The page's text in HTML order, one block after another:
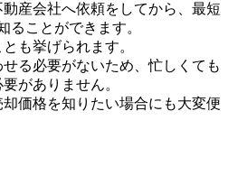
産会社へ依頼をしてから、最短
ることができます。
も挙げられます。
る必要がないため、忙しくても
がありません。
価格を知りたい場合にも大変便